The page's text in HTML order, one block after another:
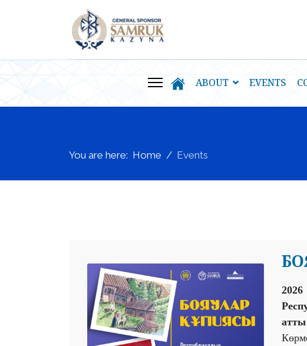
ABOUT EVENTS
You are here: Home Events